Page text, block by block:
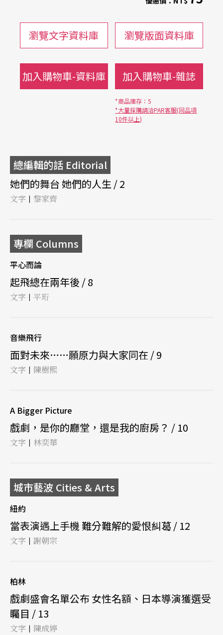
瀏覽文字資料庫 瀏覽版面資料庫
加入購物車-資料庫 加入購物車-雜誌
*商品庫存：5
*大量採購請洽PAR客服(同品項
10件以上)
總編輯的話 Editorial
她們的舞台 她們的人生 / 2
文字 | 黎家齊
專欄 Columns
平心而論
起飛總在兩年後 / 8
文字 | 平珩
音樂飛行
面對未來……願原力與大家同在 / 9
文字 | 陳樹熙
A Bigger Picture
戲劇，是你的廳堂，還是我的廚房？ / 10
文字 | 林奕華
城市藝波 Cities & Arts
紐約
當表演遇上手機 難分難解的愛恨糾葛 / 12
文字 | 謝朝宗
柏林
戲劇盛會名單公布 女性名額、日本導演獲選受
矚目 / 13
文字 | 陳成婷